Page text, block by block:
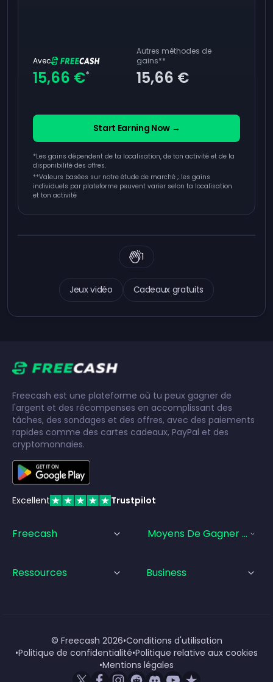
Avec
15,66 €*
Autres méthodes de
gains**
15,66 €
Start Earning Now →
*Les gains dépendent de ta localisation, de ton activité et de la
disponibilité des offres.
**Valeurs basées sur notre étude de marché ; les gains
individuels par plateforme peuvent varier selon ta localisation
et ton activité
Jeux vidéo Cadeaux gratuits
1
Freecash est une plateforme où tu peux gagner de
l'argent et des récompenses en accomplissant des
tâches, des sondages et des offres, avec des paiements
rapides comme des cartes cadeaux, PayPal et des
cryptomonnaies.
Excellent Trustpilot
Freecash Moyens De Gagner De
Ressources Business
© Freecash 2026•Conditions d'utilisation
•Politique de confidentialité•Politique relative aux cookies
•Mentions légales